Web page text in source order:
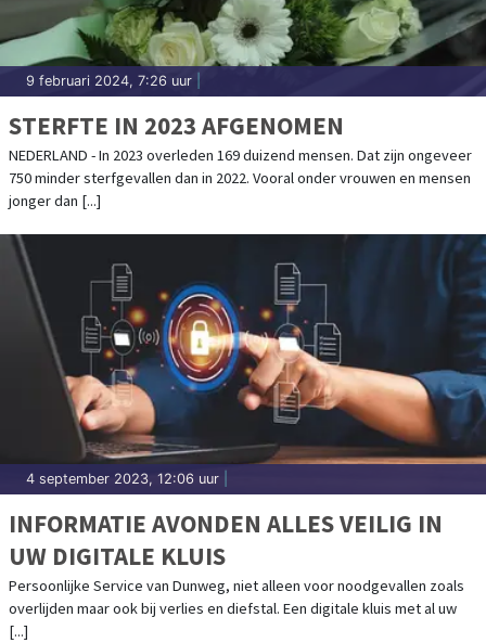
9 februari 2024, 7:26 uur
STERFTE IN 2023 AFGENOMEN
NEDERLAND - In 2023 overleden 169 duizend mensen. Dat zijn ongeveer
750 minder sterfgevallen dan in 2022. Vooral onder vrouwen en mensen
jonger dan [...]
4 september 2023, 12:06 uur
INFORMATIE AVONDEN ALLES VEILIG IN
UW DIGITALE KLUIS
Persoonlijke Service van Dunweg, niet alleen voor noodgevallen zoals
overlijden maar ook bij verlies en diefstal. Een digitale kluis met al uw
[...]